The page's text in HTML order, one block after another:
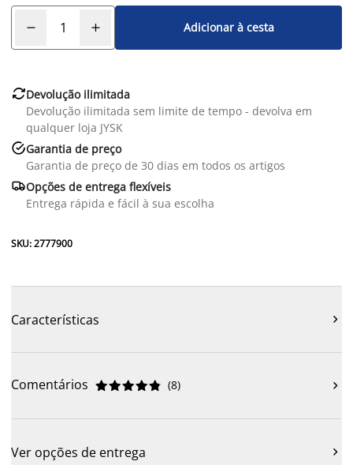
Adicionar à cesta
Devolução ilimitada
Devolução ilimitada sem limite de tempo - devolva em
qualquer loja JYSK
Garantia de preço
Garantia de preço de 30 dias em todos os artigos
Opções de entrega flexíveis
Entrega rápida e fácil à sua escolha
SKU: 2777900
Características 
Comentários 




 (8) 
Ver opções de entrega 